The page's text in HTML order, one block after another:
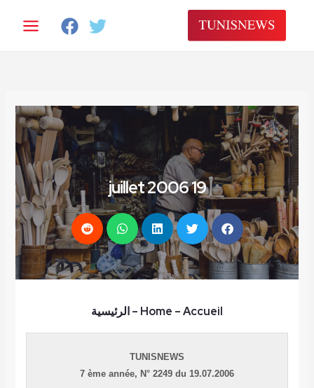
المحتوى
19 juillet 2006
Home – Accueil
–الرئيسية
TUNISNEWS
7 ème année, N° 2249 du 19.07.2006